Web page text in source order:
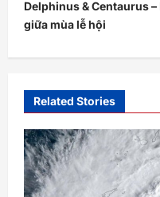
n
a
v
g
a
t
i
Delphinus & Centaurus
giữa mùa lễ hội
Related Stories